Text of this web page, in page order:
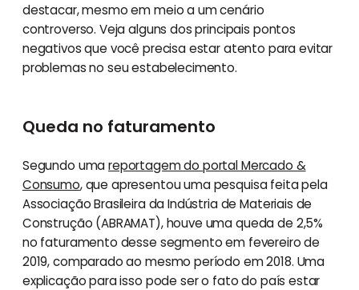
destacar, mesmo em meio a um cenário
controverso. Veja alguns dos principais pontos
negativos que você precisa estar atento para evitar
problemas no seu estabelecimento.
Queda no faturamento
Segundo umareportagem do portal Mercado &
Consumo, que apresentou uma pesquisa feita pela
Associação Brasileira da Indústria de Materiais de
Construção (ABRAMAT), houve uma queda de 2,5%
no faturamento desse segmento em fevereiro de
2019, comparado ao mesmo período em 2018. Uma
explicação para isso pode ser o fato do país estar